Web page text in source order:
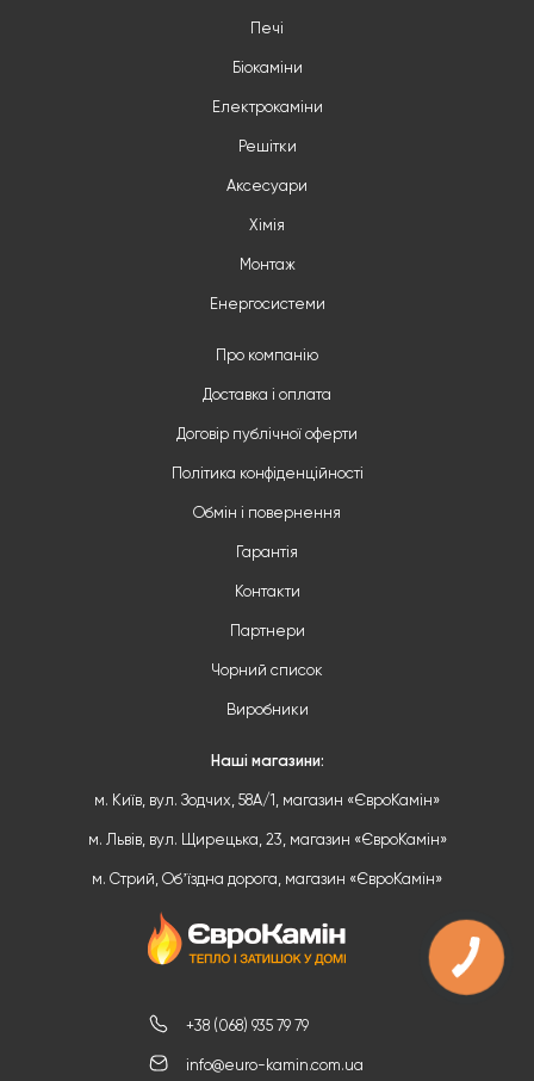
+38 (068) 935 79 79
info@euro-kamin.com.ua
Печі
Біокаміни
Електрокаміни
Решітки
Аксесуари
Хімія
Монтаж
Енергосистеми
Про компанію
Доставка і оплата
Договір публічної оферти
Політика конфіденційності
Обмін і повернення
Гарантія
Контакти
Партнери
Чорний список
Виробники
Наші магазини:
м. Київ, вул. Зодчих, 58А/1, магазин «ЄвроКамін»
м. Львів, вул. Щирецька, 23, магазин «ЄвроКамін»
м. Стрий, Обʼїздна дорога, магазин «ЄвроКамін»